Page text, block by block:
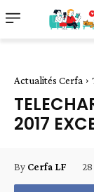
Actualités Cerfa
2017
By Cerfa LF